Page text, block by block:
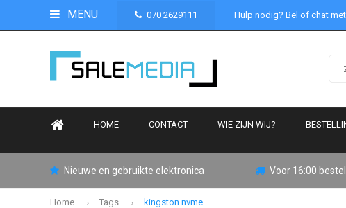
MENU 070 2629111 Hulp nodig? Bel of chat
HOME CONTACT WIE ZIJN WIJ?
Nieuwe en gebruikte elektronica Voor 16:00
Home Tags kingston nvme